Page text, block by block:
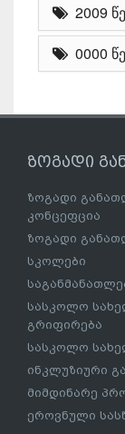
2009
0000
ზოგადი
ზოგადი
კონცეფცია
ზოგადი
სკოლები
სასკოლო
გრიფირება
სასკოლო
ინკლუზიური
მიმდინარე
ეროვნული